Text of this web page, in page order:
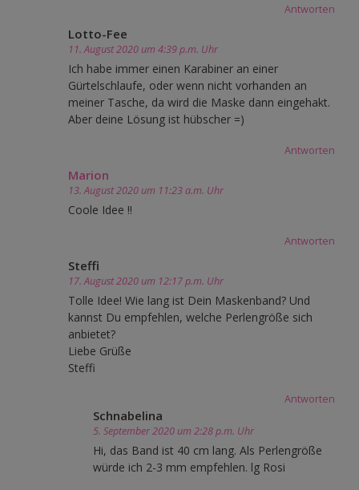
Antworten
Lotto-Fee
11. August 2020 um 4:39 p.m. Uhr
Ich habe immer einen Karabiner an einer
Gürtelschlaufe, oder wenn nicht vorhanden an
meiner Tasche, da wird die Maske dann eingehakt.
Aber deine Lösung ist hübscher =)
Antworten
Marion
13. August 2020 um 11:23 a.m. Uhr
Coole Idee !!
Antworten
Steffi
17. August 2020 um 12:17 p.m. Uhr
Tolle Idee! Wie lang ist Dein Maskenband? Und
kannst Du empfehlen, welche Perlengröße sich
anbietet?
Liebe Grüße
Steffi
Antworten
Schnabelina
5. September 2020 um 2:28 p.m. Uhr
Hi, das Band ist 40 cm lang. Als Perlengröße
würde ich 2-3 mm empfehlen. lg Rosi